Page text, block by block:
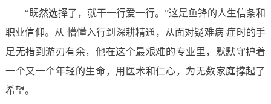
“既然选择了，就干一行爱一行。”这是鱼锋的人生信条和
职业信仰。从 懵懂入行到深耕精通，从面对疑难病 症时的手
足无措到游刃有余，他在这个最艰难的专业里，默默守护着
一个又一个年轻的生命，用医术和仁心，为无数家庭撑起了
希望。